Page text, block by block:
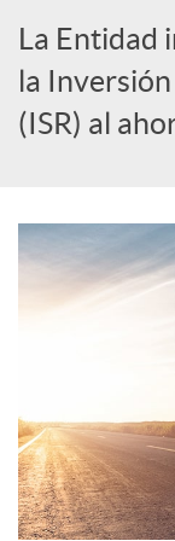
o
r
e
o
n
La Entidad
la
(ISR) al